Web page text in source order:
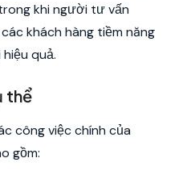
khi người tư vấn
khách hàng tiềm năng
quả.
thể
công việc chính của
gồm: